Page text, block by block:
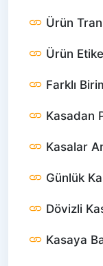
Ürün
Ürün
Farklı
Kasadan
Kasalar
Günlük
Dövizli
Kasaya